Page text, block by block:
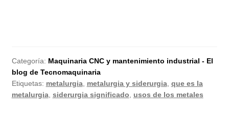
Categoría: Maquinaria CNC y mantenimiento industrial - El
blog de Tecnomaquinaria
Etiquetas: metalurgia, metalurgia y siderurgia, que es la
metalurgia, siderurgia significado usos de los metales